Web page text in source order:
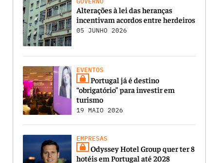
Alterações à lei das heranças
incentivam acordos entre herdeiros
05 JUNHO 2026
EVENTOS
Portugal já é destino
“obrigatório” para investir em
turismo
19 MAIO 2026
EMPRESAS
Odyssey Hotel Group quer ter 8
hotéis em Portugal até 2028